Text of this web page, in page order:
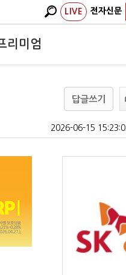
LIVE 전자신문
리미엄
답글쓰기
2026-06-15